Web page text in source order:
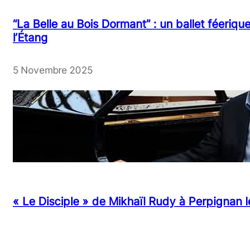
“La Belle au Bois Dormant” : un ballet
l’Étang
5 Novembre 2025
« Le Disciple » de Mikhaïl Rudy à Perpignan